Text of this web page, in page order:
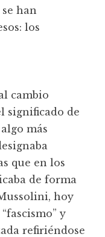
han
los
cambio
significado de
más
que en los
de forma
hoy
y
refiriéndose